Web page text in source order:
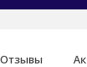
Отзывы